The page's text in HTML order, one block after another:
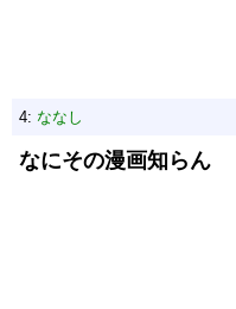
4: ななし
なにその漫画知らん